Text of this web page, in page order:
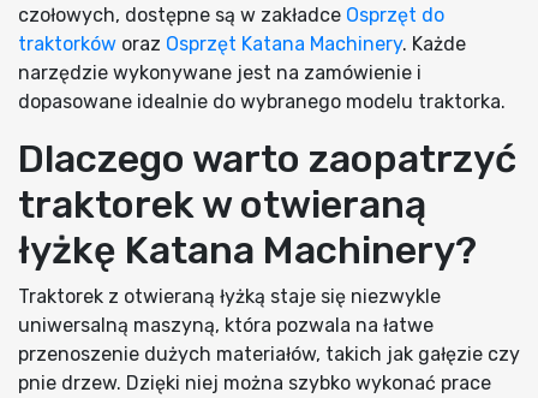
czołowych, dostępne są w zakładce Osprzęt do
traktorków oraz Osprzęt Katana Machinery. Każde
narzędzie wykonywane jest na zamówienie i
dopasowane idealnie do wybranego modelu traktorka.
Dlaczego warto zaopatrzyć
traktorek w otwieraną
łyżkę Katana Machinery?
Traktorek z otwieraną łyżką staje się niezwykle
uniwersalną maszyną, która pozwala na łatwe
przenoszenie dużych materiałów, takich jak gałęzie czy
pnie drzew. Dzięki niej można szybko wykonać prace